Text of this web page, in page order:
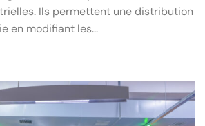
Ils permettent une distribution
en modifiant les...